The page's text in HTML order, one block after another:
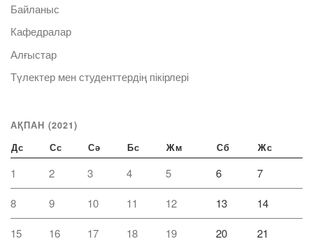
Байланыс
Кафедралар
Алғыстар
Түлектер мен студенттердің пікірлері
АҚПАН (2021)
Дс Сс Сә Бс Жм Сб Жс
1 2 3 4 5 6 7
8 9 10 11 12 13 14
15 16 17 18 19 20 21